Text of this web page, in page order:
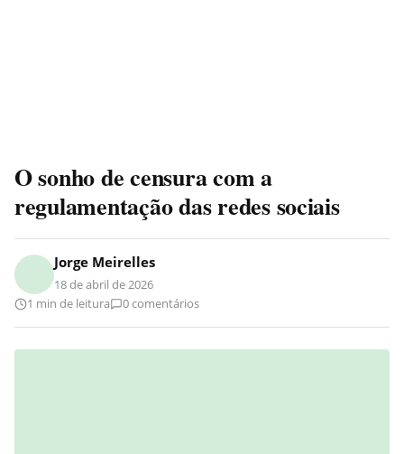
O sonho de censura com a
regulamentação das redes sociais
Jorge Meirelles
18 de abril de 2026
1 min de leitura
0 comentários